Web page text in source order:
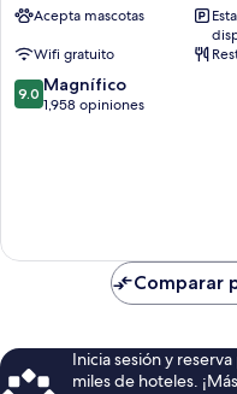
Centro
Seattle
Acepta mascotas
Wifi gratuito
9.0
de
9.0 Magnífico
1,958 opiniones
Comparar
Inicia sesión y
miles de hoteles.